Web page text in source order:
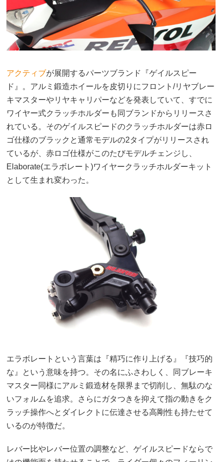
アクティブが展開するパーツブランド『ゲイルスピー
ド』。アルミ鍛造ホイールを皮切りにフロント/リヤブレー
キマスターやリヤキャリパーなどを発表していて、すでに
ワイヤー式クラッチホルダーも同ブランドからリリースさ
れている。そのゲイルスピードのクラッチホルダーは赤ロ
ゴ仕様のブラックと通常モデルの2タイプがリリースされ
ているが、赤ロゴ仕様がこのたびモデルチェンジし、
Elaborate(エラボレート)ワイヤークラッチホルダーキット
として生まれ変わった。
エラボレートという言葉は『精巧に作り上げる』『技巧的
な』という意味を持つ。その名にふさわしく、同ブレーキ
マスター同様にアルミ鍛造材を限界まで切削し、無駄のな
いフォルムを追求。さらにガタつきを抑えて指の動きをク
ラッチ操作へとダイレクトに伝達させる高剛性も持たせて
いるのが特徴だ。
レバー比やレバー位置の調整など、ゲイルスピードならで